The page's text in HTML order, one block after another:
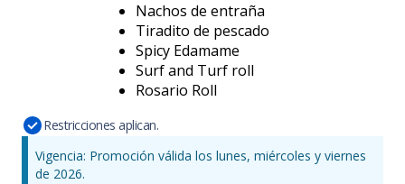
Nachos de entraña
Tiradito de pescado
Spicy Edamame
Surf and Turf roll
Rosario Roll
Restricciones aplican.
Vigencia: Promoción válida los lunes, miércoles y viernes
de 2026.